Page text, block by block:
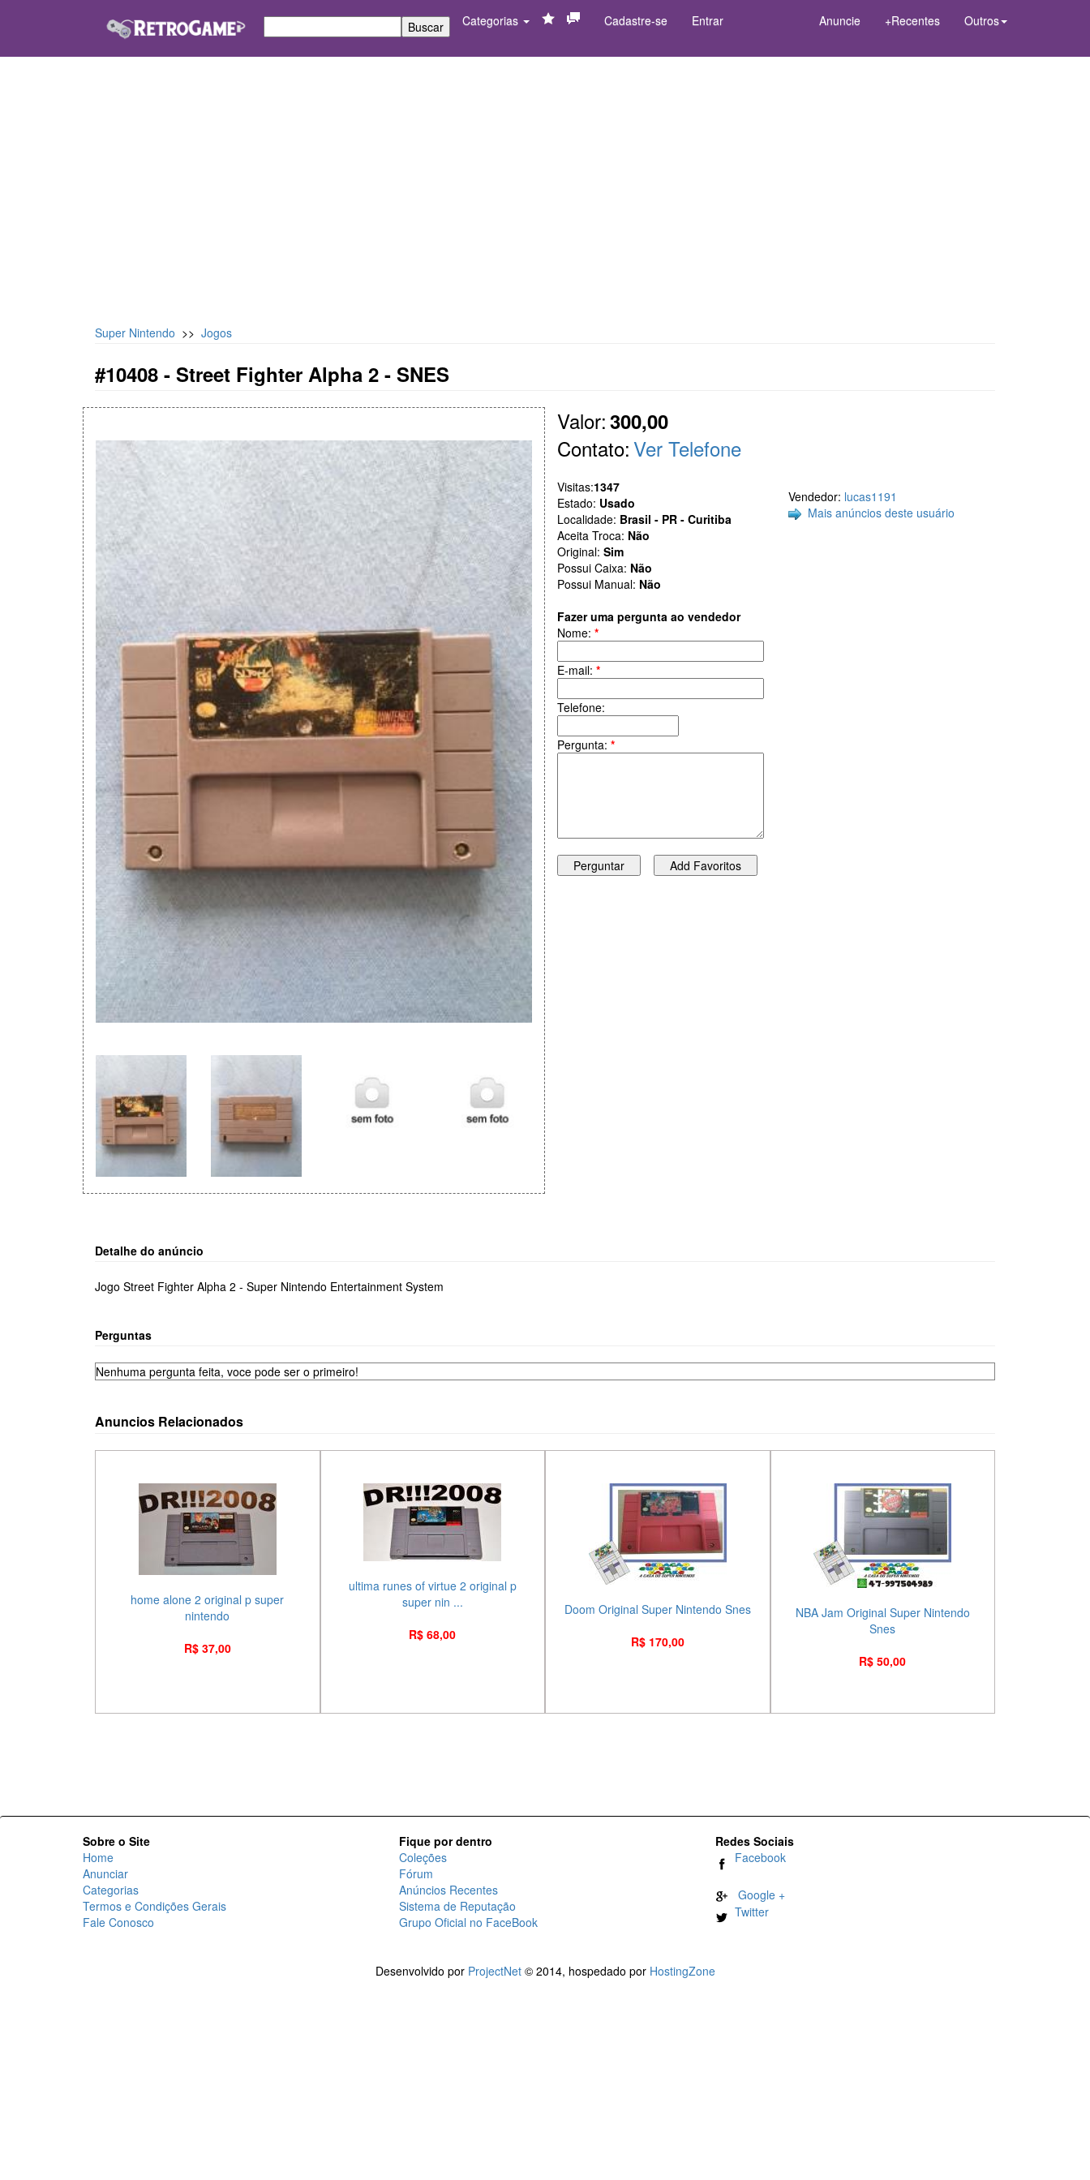
Categorias Cadastre-se Entrar Anuncie +Recentes Outros
Super Nintendo >> Jogos
#10408 - Street Fighter Alpha 2 - SNES
Valor:300,00
Contato:Ver Telefone
Visitas:1347
Estado: Usado
Localidade: Brasil - PR - Curitiba
Aceita Troca: Não
Original: Sim
Possui Caixa: Não
Possui Manual: Não
Fazer uma pergunta ao vendedor
Nome: *
E-mail: *
Telefone:
Pergunta: *
Vendedor: lucas1191
Mais anúncios deste usuário
Detalhe do anúncio
Jogo Street Fighter Alpha 2 - Super Nintendo Entertainment System
Perguntas
Nenhuma pergunta feita, voce pode ser o primeiro!
Anuncios Relacionados
home alone 2 original p super
nintendo
R$ 37,00
ultima runes of virtue 2 original p
super nin ...
R$ 68,00
Doom Original Super Nintendo Snes
R$ 170,00
NBA Jam Original Super Nintendo
Snes
R$ 50,00
Sobre o Site
Home
Anunciar
Categorias
Termos e Condições Gerais
Fale Conosco
Fique por dentro
Coleções
Fórum
Anúncios Recentes
Sistema de Reputação
Grupo Oficial no FaceBook
Redes Sociais
Facebook
Google +
Twitter
Desenvolvido por ProjectNet© 2014, hospedado por HostingZone